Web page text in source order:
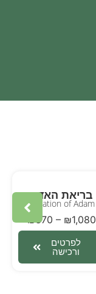
בריאת האדם
Creation of Adam
₪370 – ₪1,080
לפרטים
ורכישה